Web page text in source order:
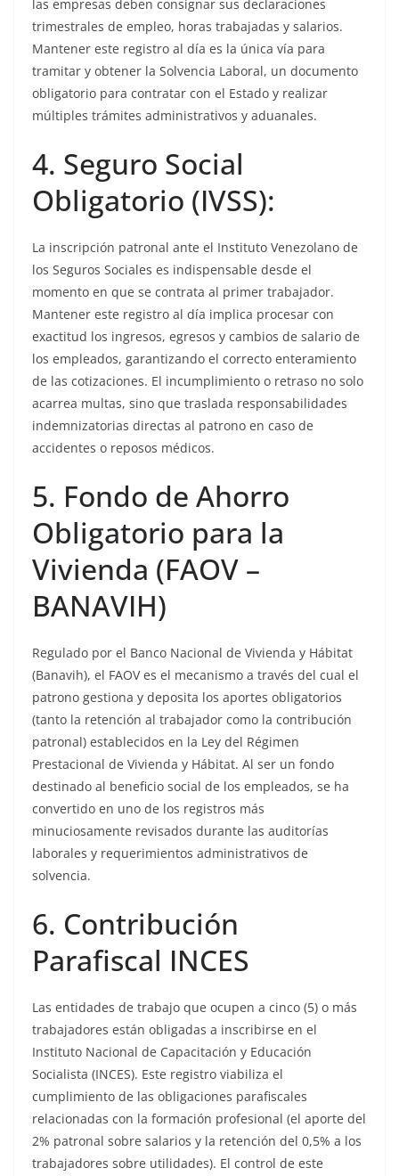
las empresas deben consignar sus declaraciones
trimestrales de empleo, horas trabajadas y salarios.
Mantener este registro al día es la única vía para
tramitar y obtener la Solvencia Laboral, un documento
obligatorio para contratar con el Estado y realizar
múltiples trámites administrativos y aduanales.
4. Seguro Social
Obligatorio (IVSS):
La inscripción patronal ante el Instituto Venezolano de
los Seguros Sociales es indispensable desde el
momento en que se contrata al primer trabajador.
Mantener este registro al día implica procesar con
exactitud los ingresos, egresos y cambios de salario de
los empleados, garantizando el correcto enteramiento
de las cotizaciones. El incumplimiento o retraso no solo
acarrea multas, sino que traslada responsabilidades
indemnizatorias directas al patrono en caso de
accidentes o reposos médicos.
5. Fondo de Ahorro
Obligatorio para la
Vivienda (FAOV –
BANAVIH)
Regulado por el Banco Nacional de Vivienda y Hábitat
(Banavih), el FAOV es el mecanismo a través del cual el
patrono gestiona y deposita los aportes obligatorios
(tanto la retención al trabajador como la contribución
patronal) establecidos en la Ley del Régimen
Prestacional de Vivienda y Hábitat. Al ser un fondo
destinado al beneficio social de los empleados, se ha
convertido en uno de los registros más
minuciosamente revisados durante las auditorías
laborales y requerimientos administrativos de
solvencia.
6. Contribución
Parafiscal INCES
Las entidades de trabajo que ocupen a cinco (5) o más
trabajadores están obligadas a inscribirse en el
Instituto Nacional de Capacitación y Educación
Socialista (INCES). Este registro viabiliza el
cumplimiento de las obligaciones parafiscales
relacionadas con la formación profesional (el aporte del
2% patronal sobre salarios y la retención del 0,5% a los
trabajadores sobre utilidades). El control de este